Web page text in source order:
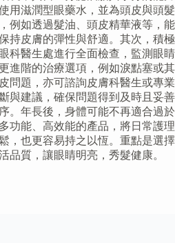
用滋潤型眼藥水，並為頭皮與頭髮
例如透過髮油、頭皮精華液等，能
持皮膚的彈性與舒適。其次，積極
科醫生處進行全面檢查，監測眼睛
進階的治療選項，例如淚點塞或其
問題，亦可諮詢皮膚科醫生或專業
與建議，確保問題得到及時且妥善
。年長後，身體可能不再適合過於
功能、高效能的產品，將日常護理
，也更容易持之以恆。重點是選擇
品質，讓眼睛明亮，秀髮健康。